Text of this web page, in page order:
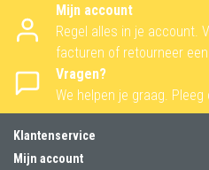
Mijn account
Regel alles in je account.
facturen of retourneer
Vragen?
We helpen je graag.
Klantenservice
Mijn account